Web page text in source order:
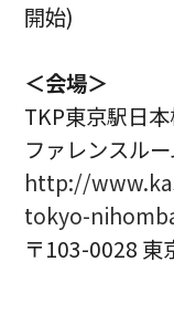
開始)
＜会場＞
TKP東京駅日
ファレンスル
http://
tokyo-
〒103-0028 東